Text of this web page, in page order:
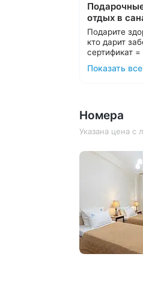
отдых в
Подарите
кто дарит
сертификат
санаториях
Выбирайте
10 000 ₽.
подарим
протяжении
Подробнее о
путёвках
Показать все
Номера
Указана цена